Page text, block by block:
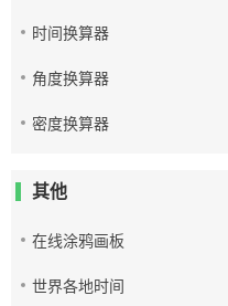
时间换算器
角度换算器
密度换算器
其他
在线涂鸦画板
世界各地时间